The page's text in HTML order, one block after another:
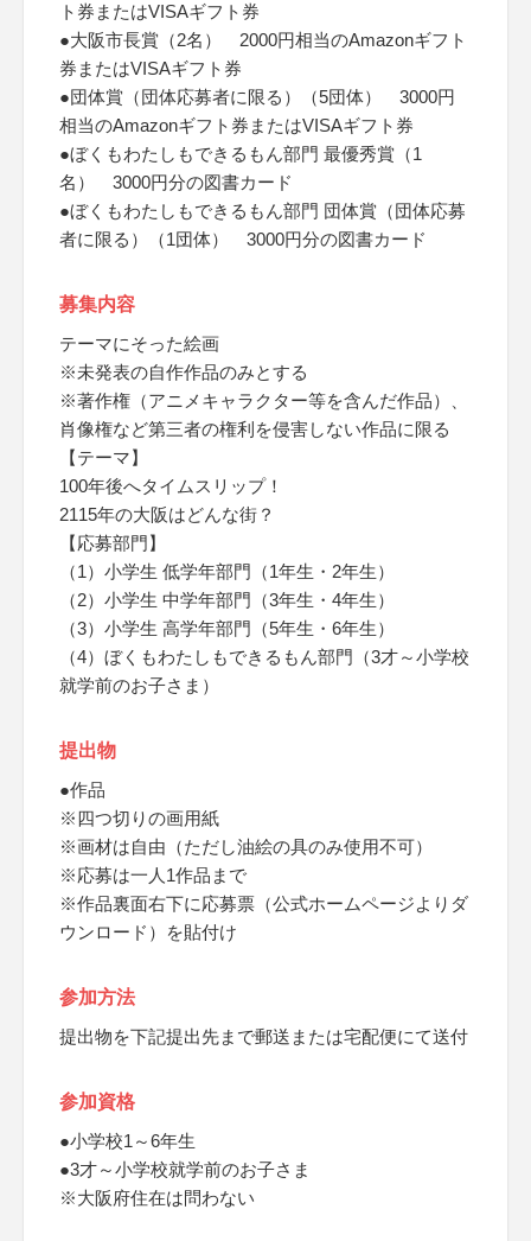
ト券またはVISAギフト券
●大阪市長賞（2名） 2000円相当のAmazonギフト
券またはVISAギフト券
●団体賞（団体応募者に限る）（5団体） 3000円
相当のAmazonギフト券またはVISAギフト券
●ぼくもわたしもできるもん部門 最優秀賞（1
名） 3000円分の図書カード
●ぼくもわたしもできるもん部門 団体賞（団体応募
者に限る）（1団体） 3000円分の図書カード
募集内容
テーマにそった絵画
※未発表の自作作品のみとする
※著作権（アニメキャラクター等を含んだ作品）、
肖像権など第三者の権利を侵害しない作品に限る
【テーマ】
100年後へタイムスリップ！
2115年の大阪はどんな街？
【応募部門】
（1）小学生 低学年部門（1年生・2年生）
（2）小学生 中学年部門（3年生・4年生）
（3）小学生 高学年部門（5年生・6年生）
（4）ぼくもわたしもできるもん部門（3才～小学校
就学前のお子さま）
提出物
●作品
※四つ切りの画用紙
※画材は自由（ただし油絵の具のみ使用不可）
※応募は一人1作品まで
※作品裏面右下に応募票（公式ホームページよりダ
ウンロード）を貼付け
参加方法
提出物を下記提出先まで郵送または宅配便にて送付
参加資格
●小学校1～6年生
●3才～小学校就学前のお子さま
※大阪府住在は問わない